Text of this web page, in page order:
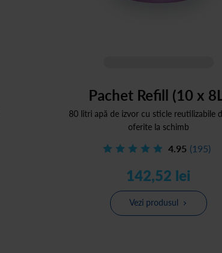
Pachet Refill (10 x
80 litri apă de izvor cu sticle reutilizabile
oferite la schimb
4.95 (195)
142,52 lei
Vezi produsul